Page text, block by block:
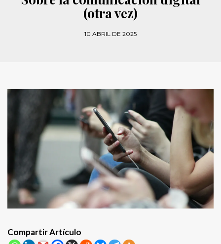
(otra vez)
10 ABRIL DE 2025
Compartir Artículo